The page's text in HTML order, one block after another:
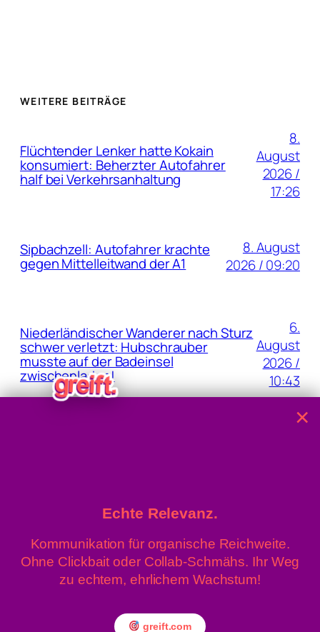
WEITERE BEITRÄGE
Flüchtender Lenker hatte Kokain
konsumiert: Beherzter Autofahrer
half bei Verkehrsanhaltung
8.
August
2026 /
17:26
Sipbachzell: Autofahrer krachte
gegen Mittelleitwand der A1
8. August
2026 / 09:20
Niederländischer Wanderer nach Sturz
schwer verletzt: Hubschrauber
musste auf der Badeinsel
zwischenladen!
6.
August
2026 /
10:43
» Linz News
» upprnews
Einsenden
About
×
Echte Relevanz.
Kommunikation für organische Reichweite.
Ohne Clickbait oder Collab-Schmähs. Ihr Weg
zu echtem, ehrlichem Wachstum!
greift.com